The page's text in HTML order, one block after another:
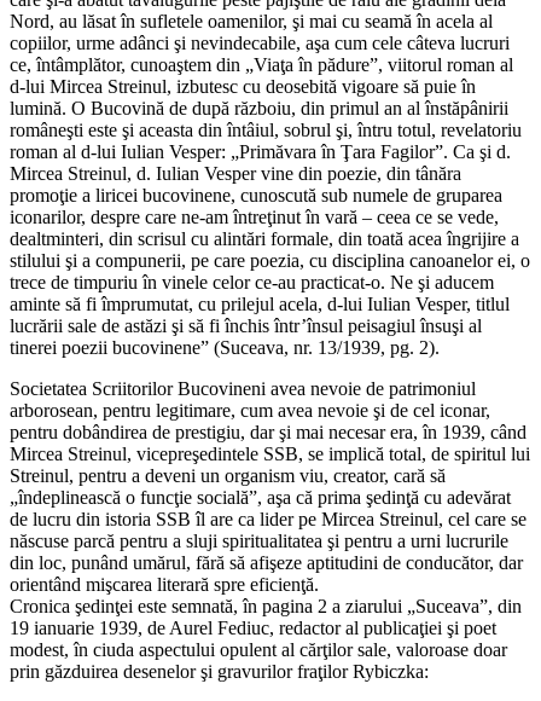
Nord, au lăsat în sufletele oamenilor, şi mai cu seamă în acela al
copiilor, urme adânci şi nevindecabile, aşa cum cele câteva lucruri
ce, întâmplător, cunoaştem din „Viaţa în pădure”, viitorul roman al
d-lui Mircea Streinul, izbutesc cu deosebită vigoare să puie în
lumină. O Bucovină de după războiu, din primul an al înstăpânirii
româneşti este şi aceasta din întâiul, sobrul şi, întru totul, revelatoriu
roman al d-lui Iulian Vesper: „Primăvara în Ţara Fagilor”. Ca şi d.
Mircea Streinul, d. Iulian Vesper vine din poezie, din tânăra
promoţie a liricei bucovinene, cunoscută sub numele de gruparea
iconarilor, despre care ne-am întreţinut în vară – ceea ce se vede,
dealtminteri, din scrisul cu alintări formale, din toată acea îngrijire a
stilului şi a compunerii, pe care poezia, cu disciplina canoanelor ei, o
trece de timpuriu în vinele celor ce-au practicat-o. Ne şi aducem
aminte să fi împrumutat, cu prilejul acela, d-lui Iulian Vesper, titlul
lucrării sale de astăzi şi să fi închis într’însul peisagiul însuşi al
tinerei poezii bucovinene” (Suceava, nr. 13/1939, pg. 2).
Societatea Scriitorilor Bucovineni avea nevoie de patrimoniul
arborosean, pentru legitimare, cum avea nevoie şi de cel iconar,
pentru dobândirea de prestigiu, dar şi mai necesar era, în 1939, când
Mircea Streinul, vicepreşedintele SSB, se implică total, de spiritul lui
Streinul, pentru a deveni un organism viu, creator, cară să
„îndeplinească o funcţie socială”, aşa că prima şedinţă cu adevărat
de lucru din istoria SSB îl are ca lider pe Mircea Streinul, cel care se
născuse parcă pentru a sluji spiritualitatea şi pentru a urni lucrurile
din loc, punând umărul, fără să afişeze aptitudini de conducător, dar
orientând mişcarea literară spre eficienţă.
Cronica şedinţei este semnată, în pagina 2 a ziarului „Suceava”, din
19 ianuarie 1939, de Aurel Fediuc, redactor al publicaţiei şi poet
modest, în ciuda aspectului opulent al cărţilor sale, valoroase doar
prin găzduirea desenelor şi gravurilor fraţilor Rybiczka: